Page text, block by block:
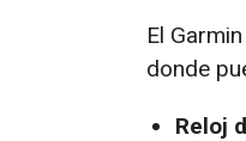
El
donde
Reloj